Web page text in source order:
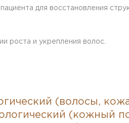
для восстановления
роста и укрепления волос.
(волосы,
(кожный